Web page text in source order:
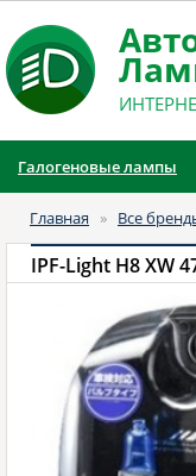
Галогеновые лампы
Главная » Все
IPF-Light H8 XW